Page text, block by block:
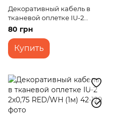
Декоративный кабель в
тканевой оплетке IU-2
2x0,75 RED (1м)
80 грн
Купить